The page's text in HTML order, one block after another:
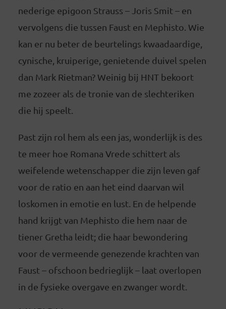
nederige epigoon Strauss – Joris Smit – en
vervolgens die tussen Faust en Mephisto. Wie
kan er nu beter de beurtelings kwaadaardige,
cynische, kruiperige, genietende duivel spelen
dan Mark Rietman? Weinig bij HNT bekoort
me zozeer als de tronie van de slechteriken
die hij speelt.
Past zijn rol hem als een jas, wonderlijk is des
te meer hoe Romana Vrede schittert als
weifelende wetenschapper die zijn leven gaf
voor de ratio en aan het eind daarvan wil
loskomen in emotie en lust. En de helpende
hand krijgt van Mephisto die hem naar de
tiener Gretha leidt; die haar bewondering
voor de vermeende genezende krachten van
Faust – ofschoon bedrieglijk – laat overlopen
in de fysieke overgave en zwanger wordt.